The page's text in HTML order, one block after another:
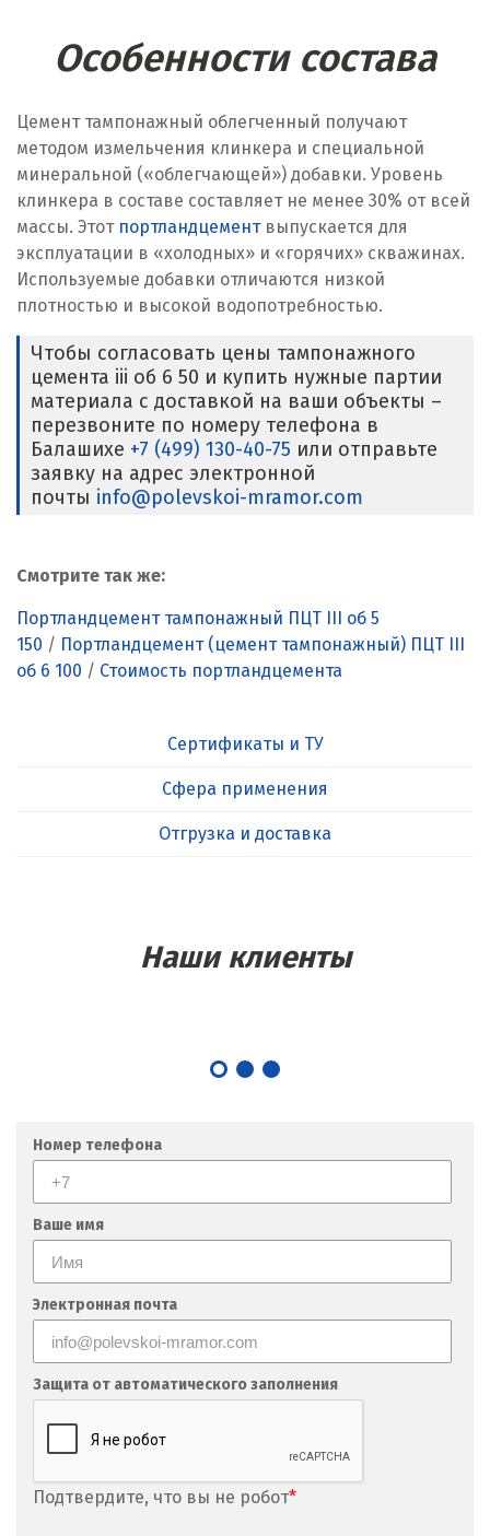
Особенности состава
Цемент тампонажный облегченный получают
методом измельчения клинкера и специальной
минеральной («облегчающей») добавки. Уровень
клинкера в составе составляет не менее 30% от всей
массы. Этот портландцементвыпускается для
эксплуатации в «холодных» и «горячих» скважинах.
Используемые добавки отличаются низкой
плотностью и высокой водопотребностью.
Чтобы согласовать цены тампонажного
цемента iii об 6 50 и купить нужные партии
материала с доставкой на ваши объекты –
перезвоните по номеру телефона в
Балашихе +7 (499) 130-40-75 или отправьте
заявку на адрес электронной
почты info@polevskoi-mramor.com
Смотрите так же:
Портландцемент тампонажный ПЦТ III об 5
150 / Портландцемент (цемент тампонажный) ПЦТ III
об 6 100 / Стоимость портландцемента
Сертификаты и ТУ
Сфера применения
Отгрузка и доставка
Наши клиенты
Номер телефона
Ваше имя
Электронная почта
Защита от автоматического заполнения
Подтвердите, что вы не робот*